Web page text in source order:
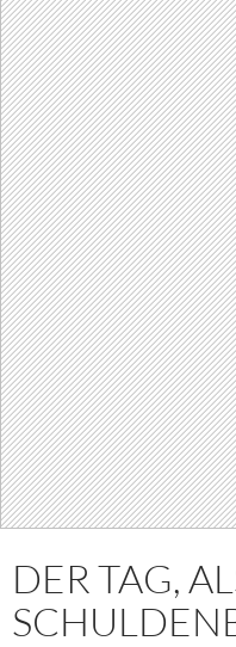
DER TAG,